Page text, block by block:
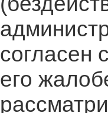
согласен
его